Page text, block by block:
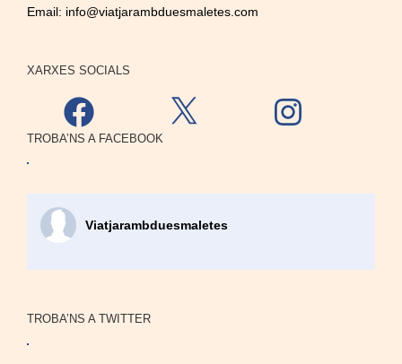
Email: info@viatjarambduesmaletes.com
XARXES SOCIALS
Facebook
TROBA’NS A FACEBOOK
Viatjarambduesmaletes
TROBA’NS A TWITTER